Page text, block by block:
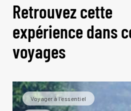
Retrouvez cette
expérience dans
voyages
Voyager à l’essentiel